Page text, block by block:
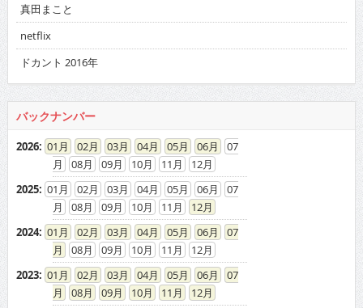
真田まこと
netflix
ドカント 2016年
バックナンバー
2026: 01 02 03 04 05 06
07
08
09 10 11
12
2025: 01 02 03 04 05 06
07
08
09 10 11
12
2024: 01 02 03 04 05 06
07
08
09 10 11
12
2023: 01 02 03 04 05 06
07
08
09 10 11
12